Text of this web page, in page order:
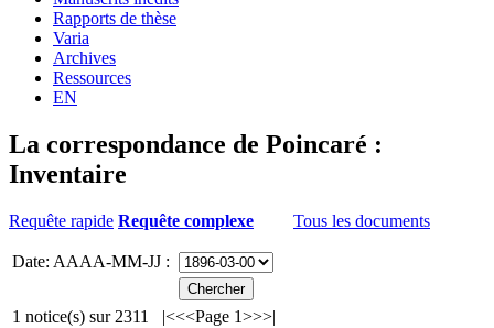
Rapports de thèse
Varia
Archives
Ressources
EN
La correspondance de Poincaré :
Inventaire
Requête rapide Requête complexe Tous les documents
Date: AAAA-MM-JJ :
1 notice(s) sur 2311 |<<<Page 1>>>|